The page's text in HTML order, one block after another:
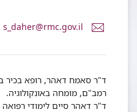
דואר
דאהר
s_daher@rmc.gov.il
ד"ר סאמח דאהר, רופא בכיר
רמב"ם, מומחה באונקולוגיה.
ד"ר דאהר סיים לימודי